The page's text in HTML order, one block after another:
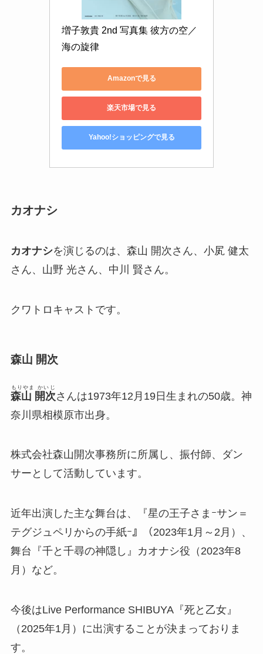
増子敦貴 2nd 写真集 彼方の空／
海の旋律
Amazonで見る
楽天市場で見る
Yahoo!ショッピングで見る
カオナシ
カオナシを演じるのは、森山 開次さん、小㞍 健太
さん、山野 光さん、中川 賢さん。
クワトロキャストです。
森山 開次
森山 開次
もりやま かいじ
さんは1973年12月19日生まれの50歳。神
奈川県相模原市出身。
株式会社森山開次事務所に所属し、振付師、ダン
サーとして活動しています。
近年出演した主な舞台は、『星の王子さまｰサン＝
テグジュペリからの手紙ｰ』（2023年1月～2月）、
舞台『千と千尋の神隠し』カオナシ役（2023年8
月）など。
今後はLive Performance SHIBUYA『死と乙女』
（2025年1月）に出演することが決まっておりま
す。